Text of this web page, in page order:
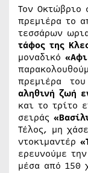
Τον Οκτώβριο
πρεμιέρα το
τεσσάρων
τάφος της
μοναδικό
πρεμιέρα του
αληθινή ζωή
και το τρίτο
σειράς
Τέλος, μη
ντοκιμαντέρ
ερευνούμε
μέσα από 150